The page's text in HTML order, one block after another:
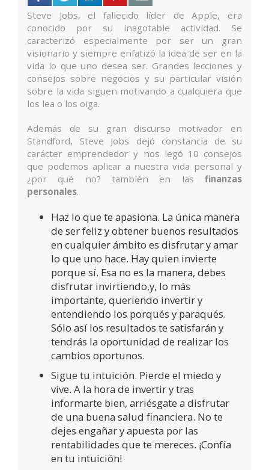
Steve Jobs, el fallecido líder de Apple, era
conocido por su inagotable actividad. Se
caracterizó especialmente por ser un gran
visionario y siempre enfatizó la idea de ser en la
vida lo que uno desea ser. Grandes lecciones y
consejos sobre negocios y su particular visión
sobre la vida siguen motivando a cualquiera que
los lea o los oiga.
Además de su gran discurso motivador en
Standford, Steve Jobs dejó constancia de su
carácter emprendedor y nos legó 10 consejos
que podemos aplicar a nuestra vida personal y
¿por qué no? también en las finanzas
personales.
Haz lo que te apasiona. La única manera
de ser feliz y obtener buenos resultados
en cualquier ámbito es disfrutar y amar
lo que uno hace. Hay quien invierte
porque sí. Esa no es la manera, debes
disfrutar invirtiendo,y, lo más
importante, queriendo invertir y
entendiendo los porqués y paraqués.
Sólo así los resultados te satisfarán y
tendrás la oportunidad de realizar los
cambios oportunos.
Sigue tu intuición. Pierde el miedo y
vive. A la hora de invertir y tras
informarte bien, arriésgate a disfrutar
de una buena salud financiera. No te
dejes engañar y apuesta por las
rentabilidades que te mereces. ¡Confía
en tu intuición!